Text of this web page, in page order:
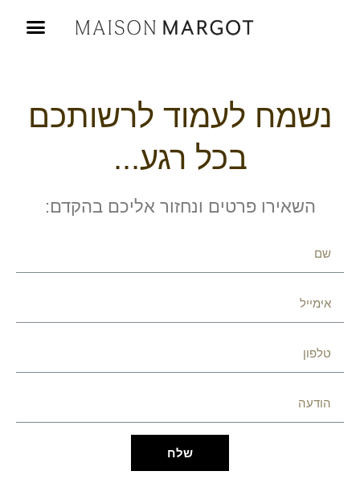
נשמח לעמוד לרשותכם
בכל רגע...
השאירו פרטים ונחזור אליכם בהקדם:
שלח